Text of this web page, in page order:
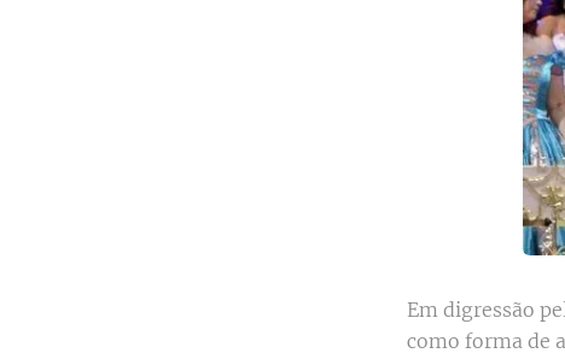
Em digressão
como forma de